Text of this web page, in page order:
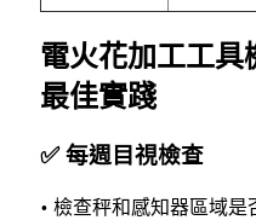
電火花加工工具
最佳實踐
✅ 每週目視檢查
• 檢查秤和感知器區域是